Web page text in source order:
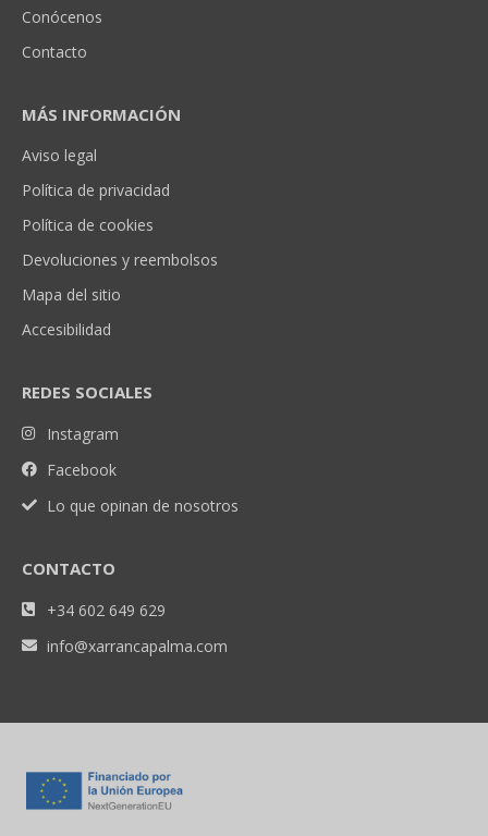
Conócenos
Contacto
MÁS INFORMACIÓN
Aviso legal
Política de privacidad
Política de cookies
Devoluciones y reembolsos
Mapa del sitio
Accesibilidad
REDES SOCIALES
Instagram
Facebook
Lo que opinan de nosotros
CONTACTO
+34 602 649 629
info@xarrancapalma.com